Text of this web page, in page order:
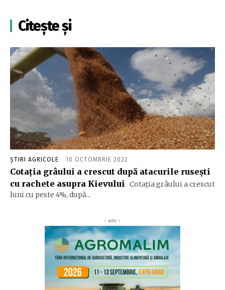
Citește și
ȘTIRI AGRICOLE 10 OCTOMBRIE 2022
Cotaţia grâului a crescut după atacurile ruseşti
cu rachete asupra Kievului
Cotaţia grâului a crescut
luni cu peste 4%, după...
‹ adv ›